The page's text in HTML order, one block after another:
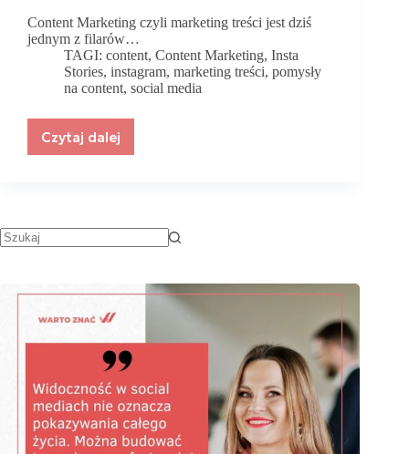
Content Marketing czyli marketing treści jest dziś
jednym z filarów…
TAGI: content,Content Marketing,Insta
Stories, instagram, marketing treści, pomysły
na content, social media
Czytaj dalej
Skąd
Czym
jest
dlaczego
jest
ważny?
Pomysłów!